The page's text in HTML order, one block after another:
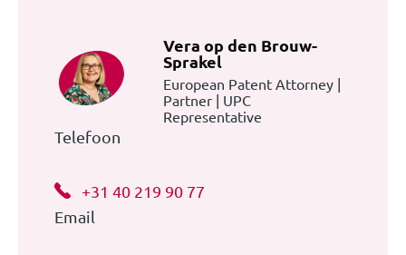
Vera op den Brouw-
Sprakel
European Patent Attorney |
Partner | UPC
Representative
Telefoon
+31 40 219 90 77
Email